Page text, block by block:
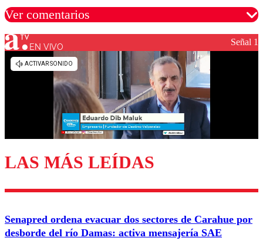
Ver comentarios
Los comentarios son moderados para garantizar un
diálogo respetuoso.
Enviar comentario
EN VIVO Señal 1
LAS MÁS LEÍDAS
Senapred ordena evacuar dos sectores de Carahue por
desborde del río Damas: activa mensajería SAE